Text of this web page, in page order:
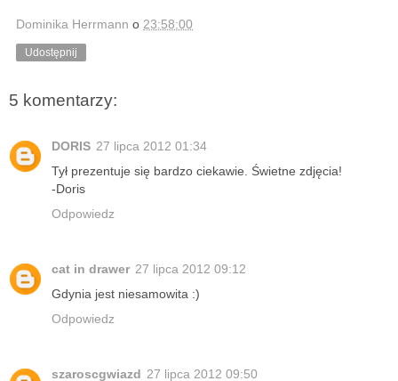
Dominika Herrmann o 23:58:00
Udostępnij
5 komentarzy:
DORIS 27 lipca 2012 01:34
Tył prezentuje się bardzo ciekawie. Świetne zdjęcia!
-Doris
Odpowiedz
cat in drawer 27 lipca 2012 09:12
Gdynia jest niesamowita :)
Odpowiedz
szaroscgwiazd 27 lipca 2012 09:50